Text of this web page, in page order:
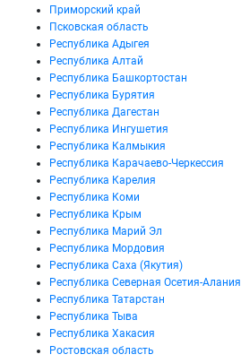
Приморский край
Псковская область
Республика Адыгея
Республика Алтай
Республика Башкортостан
Республика Бурятия
Республика Дагестан
Республика Ингушетия
Республика Калмыкия
Республика Карачаево-Черкессия
Республика Карелия
Республика Коми
Республика Крым
Республика Марий Эл
Республика Мордовия
Республика Саха (Якутия)
Республика Северная Осетия-Алания
Республика Татарстан
Республика Тыва
Республика Хакасия
Ростовская область